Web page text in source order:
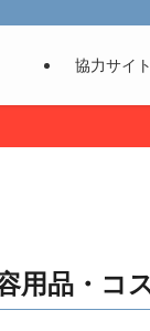
協力サイ
用品・コ